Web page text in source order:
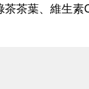
茶葉、維生